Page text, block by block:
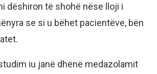
dëshiron të shohë nëse lloji i
se si u bëhet pacientëve, bën
iu janë dhënë medazolamit